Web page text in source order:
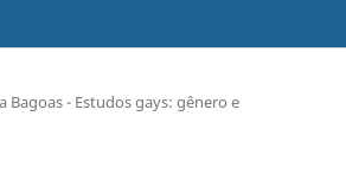
Bagoas - Estudos gays: gênero e